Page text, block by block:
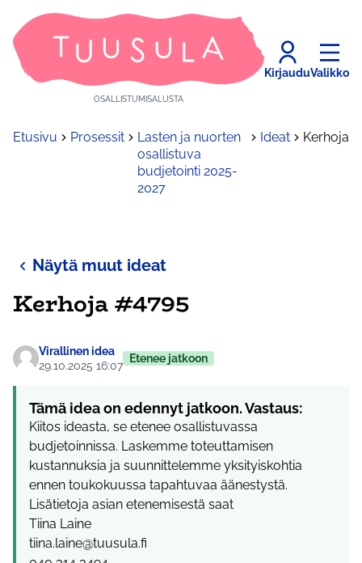
OSALLISTUMISALUSTA
KirjauduValikko
Etusivu Prosessit
Lasten ja nuorten
osallistuva
budjetointi 2025-
2027
Ideat Kerhoja
Näytä muut ideat
Kerhoja #4795
Virallinen idea
29.10.2025 16:07
Etenee jatkoon
Tämä idea on edennyt jatkoon. Vastaus:
Kiitos ideasta, se etenee osallistuvassa
budjetoinnissa. Laskemme toteuttamisen
kustannuksia ja suunnittelemme yksityiskohtia
ennen toukokuussa tapahtuvaa äänestystä.
Lisätietoja asian etenemisestä saat
Tiina Laine
tiina.laine@tuusula.fi